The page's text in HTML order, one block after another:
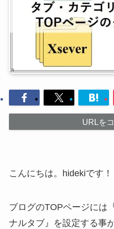
URLを
こんにちは。hidekiです！
ブログのTOPページには
ナルタブ』を設定する事